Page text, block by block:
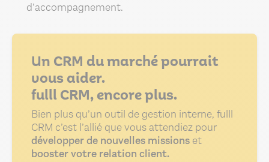
d’accompagnement.
Un CRM du marché pourrait
vous aider.
fulll CRM, encore plus.
Bien plus qu’un outil de gestion interne, fulll
CRM c’est l’allié que vous attendiez pour
développer de nouvelles missions et
booster votre relation client.